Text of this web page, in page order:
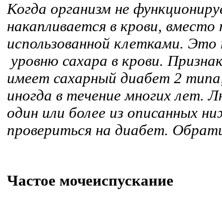
Когда организм не
накапливается в крови,
использованной клетками.
уровню сахара в крови.
имеет сахарный диабет 2
иногда в течение многих лет.
один или более из описанных
провериться на диабет.
Частое мочеиспускание